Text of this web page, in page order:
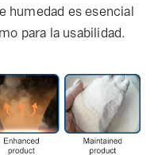
humedad es esencial
para la usabilidad.